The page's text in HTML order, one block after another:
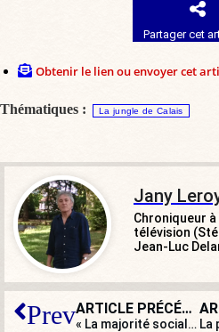
Partager cet
Obtenir le lien ou envoyer cet
Thématiques : La jungle de Calais
Jany
Chroniqueur
télévision
Jean-Luc
Prev ARTICLE PRÉCÉDENT
« La majorité socialiste du conseil départemental de la Gironde est totalement défaillante lorsqu’il s’agit de gestion de la vie quotidienne mais très au point sur la promotion de la théorie du genre »